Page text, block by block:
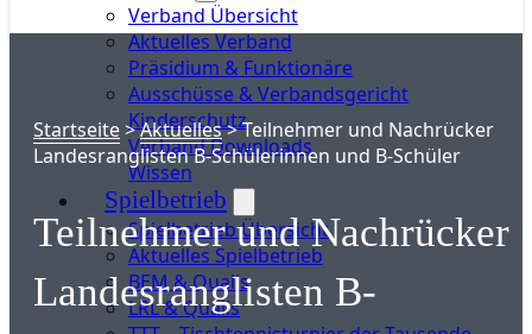
Verband Übersicht
Aktuelles Verband
Präsidium & Funktionäre
Ausschüsse & Verbandsgericht
Kinderschutz
Verband Downloads
Wissen
Spielbetrieb
Spielbetrieb Übersicht
Aktuelles Spielbetrieb
BEM & Qualis
LRL & Qualis
Startseite>Aktuelles>Teilnehmer und Nachrücker
Landesranglisten B-Schülerinnen und B-Schüler
Teilnehmer und Nachrücker
Landesranglisten B-